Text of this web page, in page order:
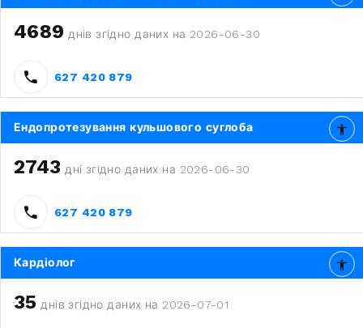
4689 днів згідно даних на 2026-06-30
627 420 879
Ендопротезування кульшового суглоба
2743 дні згідно даних на 2026-06-30
627 420 879
Кардіолог
35 днів згідно даних на 2026-07-01